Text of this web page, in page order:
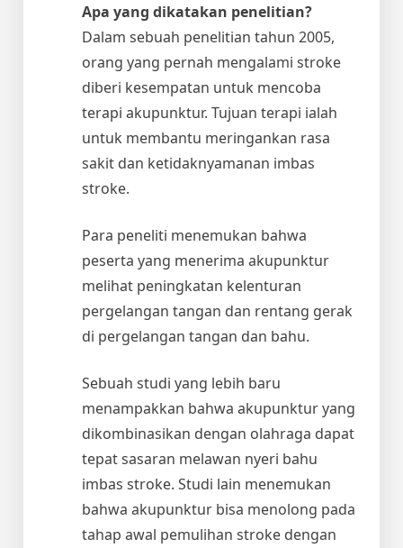
Apa yang dikatakan penelitian?
Dalam sebuah penelitian tahun 2005,
orang yang pernah mengalami stroke
diberi kesempatan untuk mencoba
terapi akupunktur. Tujuan terapi ialah
untuk membantu meringankan rasa
sakit dan ketidaknyamanan imbas
stroke.
Para peneliti menemukan bahwa
peserta yang menerima akupunktur
melihat peningkatan kelenturan
pergelangan tangan dan rentang gerak
di pergelangan tangan dan bahu.
Sebuah studi yang lebih baru
menampakkan bahwa akupunktur yang
dikombinasikan dengan olahraga dapat
tepat sasaran melawan nyeri bahu
imbas stroke. Studi lain menemukan
bahwa akupunktur bisa menolong pada
tahap awal pemulihan stroke dengan